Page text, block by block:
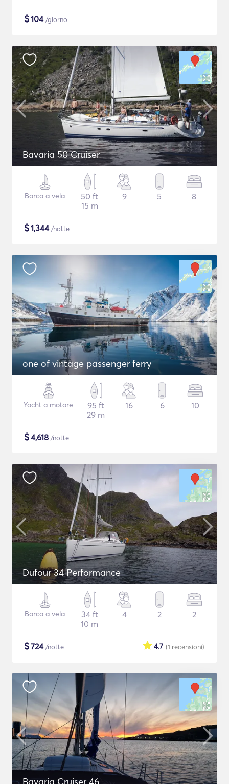
$104/giorno
Bavaria 50 Cruiser
Barca a vela
50 ft
15 m
9 5 8
$1,344/notte
one of vintage passenger ferry
Yacht a motore
95 ft
29 m
16 6 10
$4,618 /notte
Dufour 34 Performance
Barca a vela
34 ft
10 m
4 2 2
$724/notte (1 recensioni)
4.7